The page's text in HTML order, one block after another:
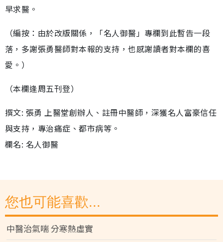
早求醫。
（編按：由於改版關係，「名人御醫」專欄到此暫告一段
落，多謝張勇醫師對本報的支持，也感謝讀者對本欄的喜
愛。）
（本欄逢周五刊登）
撰文: 張勇 上醫堂創辦人、註冊中醫師，深獲名人富豪信任
與支持，專治痛症、都市病等。
欄名: 名人御醫
您也可能喜歡...
中醫治氣喘 分寒熱虛實